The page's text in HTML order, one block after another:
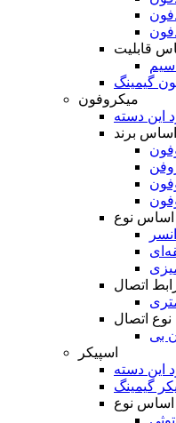
قابلیت
گیمینگ
میکروفون
این دسته
برند
اساس نوع
اتصال
اتصال
اسپیکر
این دسته
گیمینگ
اساس نوع